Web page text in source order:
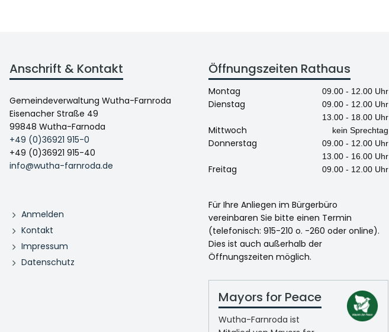
Anschrift & Kontakt
Gemeindeverwaltung Wutha-Farnroda
Eisenacher Straße 49
99848 Wutha-Farnoda
+49 (0)36921 915-0
+49 (0)36921 915-40
info@wutha-farnroda.de
Anmelden
Kontakt
Impressum
Datenschutz
Öffnungszeiten Rathaus
Montag 09.00 - 12.00 Uhr
Dienstag
09.00 - 12.00 Uhr
13.00 - 18.00 Uhr
Mittwoch kein Sprechtag
Donnerstag
09.00 - 12.00 Uhr
13.00 - 16.00 Uhr
Freitag 09.00 - 12.00 Uhr
Für Ihre Anliegen im Bürgerbüro
vereinbaren Sie bitte einen Termin
(telefonisch: 915-210 o. -260 oder online).
Dies ist auch außerhalb der
Öffnungszeiten möglich.
Mayors for Peace
Wutha-Farnroda ist